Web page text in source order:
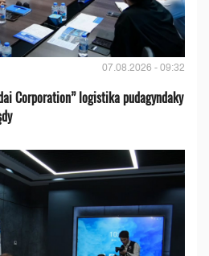
07.08.2026 - 09:32
Corporation” logistika pudagyndaky